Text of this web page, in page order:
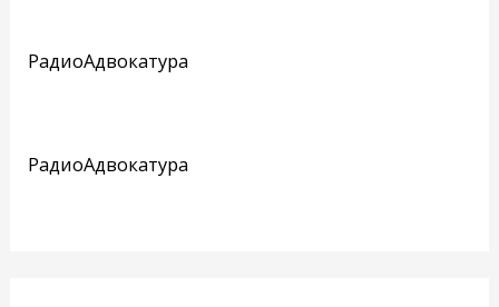
РадиоАдвокатура
РадиоАдвокатура